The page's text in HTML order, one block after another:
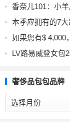
香奈儿101：小
本季应拥有的7
如果您有$ 4,000
LV路易威登女包
奢侈品包包品牌
奢
侈